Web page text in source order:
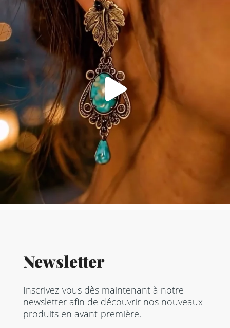
Newsletter
Inscrivez-vous dès maintenant à notre
newsletter afin de découvrir nos nouveaux
produits en avant-première.